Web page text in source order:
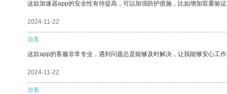
这款加速器app的安全性有待提高，可以加强防护措施，比如增加双重验
2024-11-22
游客
这款app的客服非常专业，遇到问题总是能够及时解决，让我能够安心工
2024-11-22
游客